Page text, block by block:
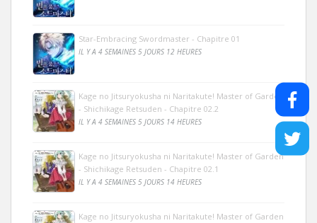
Star-Embracing Swordmaster - Chapitre 01
IL Y A 4 SEMAINES 5 JOURS 12 HEURES
Kage no Jitsuryokusha ni Naritakute! Master of Garden
- Shichikage Retsuden - Chapitre 02.2
IL Y A 4 SEMAINES 5 JOURS 14 HEURES
Kage no Jitsuryokusha ni Naritakute! Master of Garden
- Shichikage Retsuden - Chapitre 02.1
IL Y A 4 SEMAINES 5 JOURS 14 HEURES
Kage no Jitsuryokusha ni Naritakute! Master of Garden